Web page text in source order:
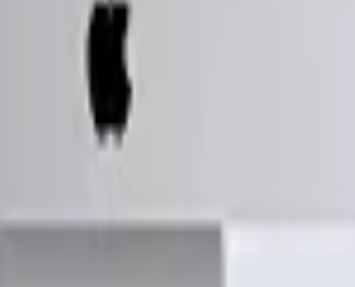
calidad y nuestro kit de